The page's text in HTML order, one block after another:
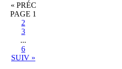
« PRÉC
PAGE 1
2
3
...
6
SUIV »